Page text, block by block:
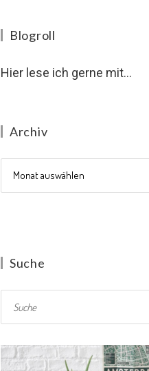
Blogroll
Hier lese ich gerne mit...
Archiv
Archiv
Suche